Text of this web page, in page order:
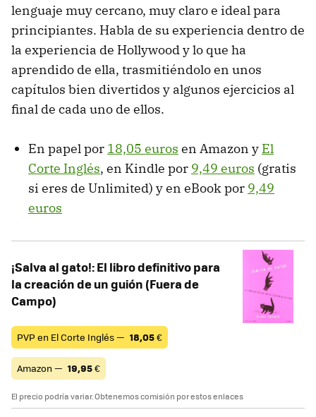
lenguaje muy cercano, muy claro e ideal para
principiantes. Habla de su experiencia dentro de
la experiencia de Hollywood y lo que ha
aprendido de ella, trasmitiéndolo en unos
capítulos bien divertidos y algunos ejercicios al
final de cada uno de ellos.
En papel por 18,05 euros en Amazon y El
Corte Inglés, en Kindle por 9,49 euros (gratis
si eres de Unlimited) y en eBook por 9,49
euros
¡Salva al gato!: El libro definitivo para
la creación de un guión (Fuera de
Campo)
PVP en El Corte Inglés — 18,05€
Amazon — 19,95€
El precio podría variar. Obtenemos comisión por estos enlaces